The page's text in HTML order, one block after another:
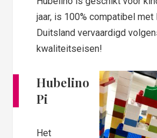
jaar, is 100% compatibel met
Duitsland vervaardigd
kwaliteitseisen!
Hubelino
Pi
Het